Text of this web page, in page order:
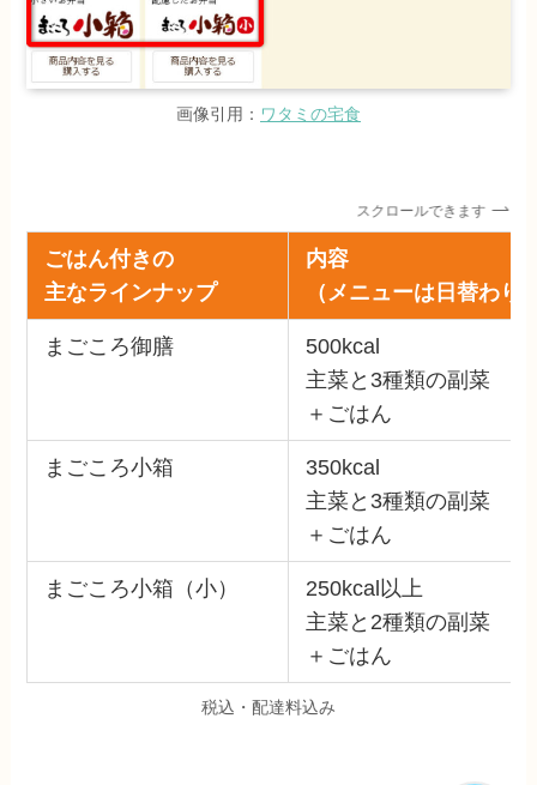
画像引用： ワタミの宅食
スクロールできます
ごはん付きの
主なラインナップ
内容
（メニューは日替わり
まごころ御膳
500kcal
主菜と3種類の副菜
＋ごはん
まごころ小箱
350kcal
主菜と3種類の副菜
＋ごはん
まごころ小箱（小）
250kcal以上
主菜と2種類の副菜
＋ごはん
税込・配達料込み